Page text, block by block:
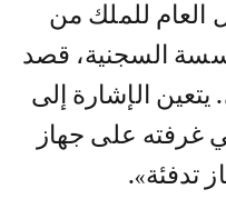
العام للملك من
السجنية، قصد
يتعين الإشارة إلى
غرفته على جهاز
تدفئة».